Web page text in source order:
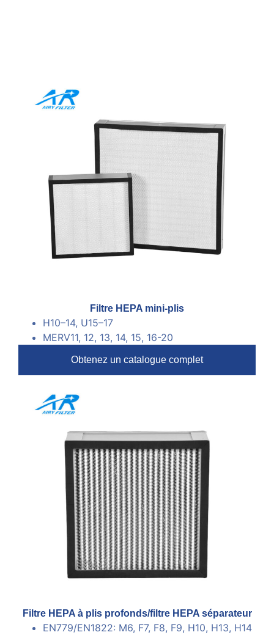
Filtre HEPA mini-plis
H10–14, U15–17
MERV11, 12, 13, 14, 15, 16-20
Obtenez un catalogue complet
Filtre HEPA à plis profonds/filtre HEPA séparateur
EN779/EN1822: M6, F7, F8, F9, H10, H13, H14